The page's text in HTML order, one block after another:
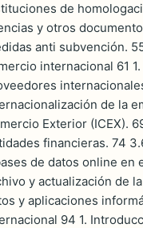
de
y otros
anti subvención.
internacional 61
de la
Exterior (ICEX).
financieras. 74
de datos online en
y actualización de
y aplicaciones
94 1.